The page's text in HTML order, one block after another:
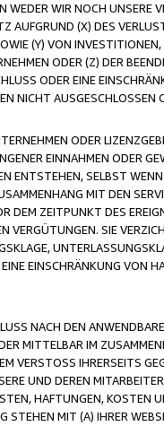
WEDER WIR NOCH
AUFGRUND (X) DES
(Y) VON
ODER (Z) DER
ODER EINE
NICHT AUSGESCHLOSSEN
ODER
EINNAHMEN ODER
ENTSTEHEN, SELBST
MIT DEN
ZEITPUNKT DES
VERGÜTUNGEN. SIE
EINSCHRÄNKUNG VON
NACH DEN
MITTELBAR IM
VERSTOSS IHRERSEITS
UND DEREN
HAFTUNGEN, KOSTEN
MIT (A) IHRER